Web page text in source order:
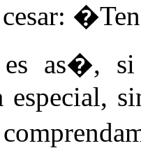
cesar:
as�,
especial,